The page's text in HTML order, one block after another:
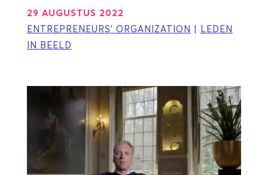
29 AUGUSTUS 2022
ENTREPRENEURS' ORGANIZATION | LEDEN
IN BEELD